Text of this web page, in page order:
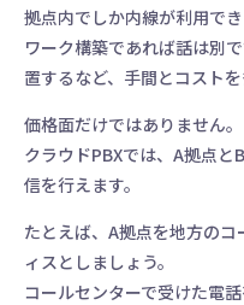
拠点内でしか内線が利用で
ワーク構築であれば話は別
置するなど、手間とコスト
価格面だけではありません。
クラウドPBXでは、A拠点
信を行えます。
たとえば、A拠点を地方の
ィスとしましょう。
コールセンターで受けた電